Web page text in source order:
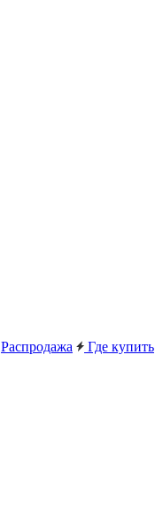
Распродажа Где купить